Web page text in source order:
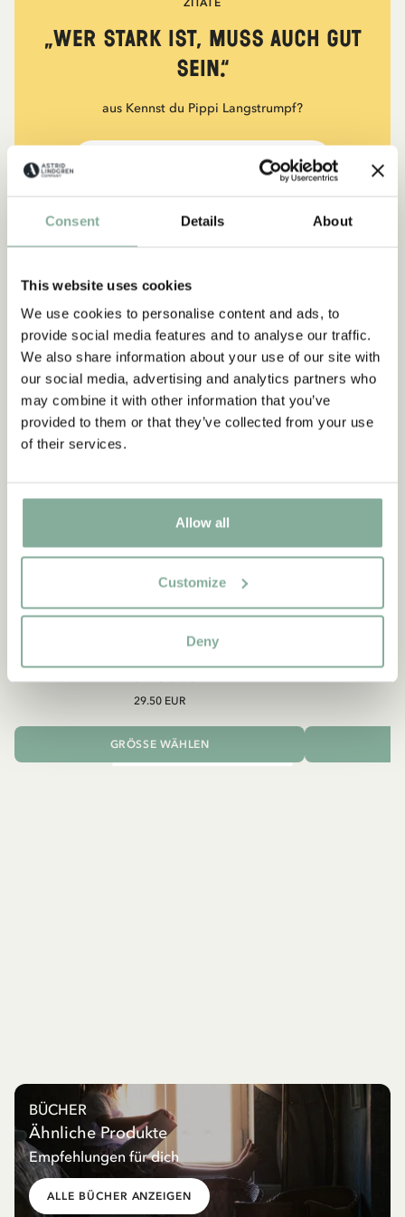
Consent Details About
This website uses cookies
We use cookies to personalise content and ads, to
provide social media features and to analyse our traffic.
We also share information about your use of our site with
our social media, advertising and analytics partners who
may combine it with other information that you’ve
provided to them or that they’ve collected from your use
of their services.
Allow all
Customize
Deny
ZITATE
„Wer stark ist, muss auch gut
sein.“
aus Kennst du Pippi Langstrumpf?
DIE PIPPI-LANGSTRUMPF-SAMMLUNG
NEU
Shirt Pippi Langstrumpf mit Goldkoffer –
29.50 EUR
GRÖSSE WÄHLEN
BÜCHER
Ähnliche Produkte
Empfehlungen für dich
ALLE BÜCHER ANZEIGEN